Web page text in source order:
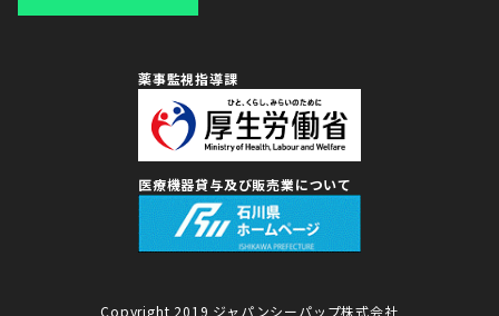
薬事監視指導課
医療機器貸与及び販売業について
Copyright 2019 ジャパンシーパップ株式会社